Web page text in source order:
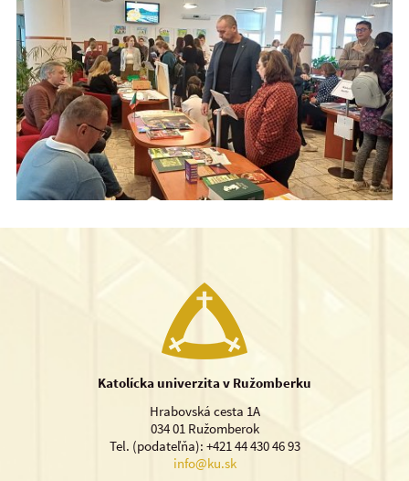
Katolícka univerzita v Ružomberku
Hrabovská cesta 1A
034 01 Ružomberok
Tel. (podateľňa): +421 44 430 46 93
info@ku.sk